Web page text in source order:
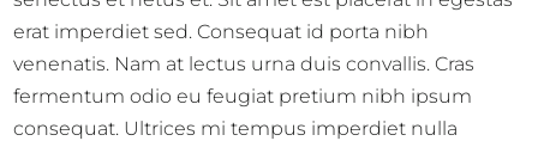
erat imperdiet sed. Consequat id porta nibh
venenatis. Nam at lectus urna duis convallis. Cras
fermentum odio eu feugiat pretium nibh ipsum
consequat. Ultrices mi tempus imperdiet nulla